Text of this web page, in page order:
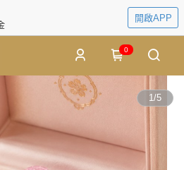
開啟APP
0
1/5